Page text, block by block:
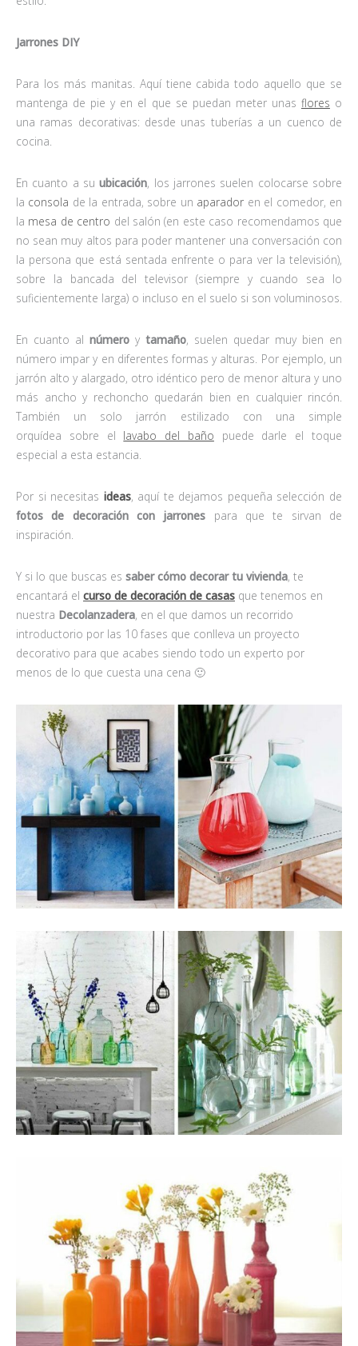
Jarrones DIY
Para los más manitas. Aquí tiene cabida todo aquello que se
mantenga de pie y en el que se puedan meter unas flores o
una ramas decorativas: desde unas tuberías a un cuenco de
cocina.
En cuanto a suubicación, los jarrones suelen colocarse sobre
la consola de la entrada, sobre un aparador en el comedor, en
la mesa de centro del salón (en este caso recomendamos que
no sean muy altos para poder mantener una conversación con
la persona que está sentada enfrente o para ver la televisión),
sobre la bancada del televisor (siempre y cuando sea lo
suficientemente larga) o incluso en el suelo si son voluminosos.
En cuanto al número y tamaño, suelen quedar muy bien en
número impar y en diferentes formas y alturas. Por ejemplo, un
jarrón alto y alargado, otro idéntico pero de menor altura y uno
más ancho y rechoncho quedarán bien en cualquier rincón.
También un solo jarrón estilizado con una simple
orquídea sobre el lavabo del baño puede darle el toque
especial a esta estancia.
Por si necesitas ideas, aquí te dejamos pequeña selección de
fotos de decoración con jarrones para que te sirvan de
inspiración.
Y si lo que buscas es saber cómo decorar tu vivienda, te
encantará el curso de decoración de casas que tenemos en
nuestra Decolanzadera, en el que damos un recorrido
introductorio por las 10 fases que conlleva un proyecto
decorativo para que acabes siendo todo un experto por
menos de lo que cuesta una cena 🙂